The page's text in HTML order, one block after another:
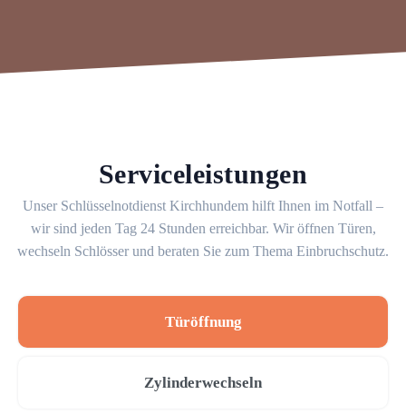
Serviceleistungen
Unser Schlüsselnotdienst Kirchhundem hilft Ihnen im Notfall –
wir sind jeden Tag 24 Stunden erreichbar. Wir öffnen Türen,
wechseln Schlösser und beraten Sie zum Thema Einbruchschutz.
Türöffnung
Zylinderwechseln